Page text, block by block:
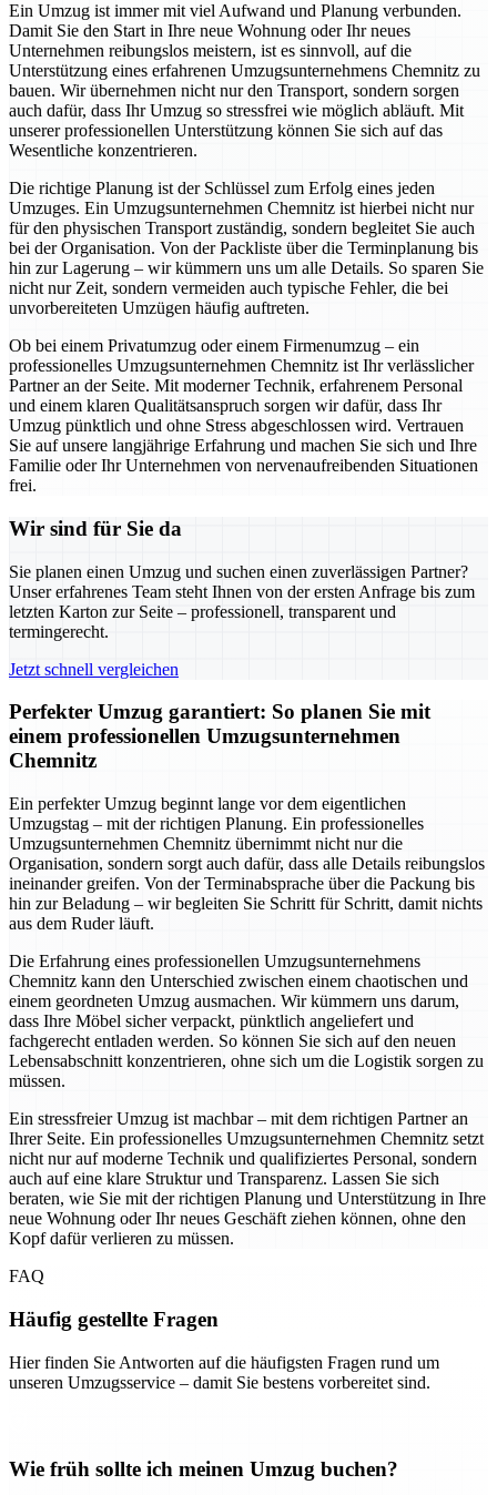
Ein Umzug ist immer mit viel Aufwand und Planung verbunden.
Damit Sie den Start in Ihre neue Wohnung oder Ihr neues
Unternehmen reibungslos meistern, ist es sinnvoll, auf die
Unterstützung eines erfahrenen Umzugsunternehmens Chemnitz zu
bauen. Wir übernehmen nicht nur den Transport, sondern sorgen
auch dafür, dass Ihr Umzug so stressfrei wie möglich abläuft. Mit
unserer professionellen Unterstützung können Sie sich auf das
Wesentliche konzentrieren.
Die richtige Planung ist der Schlüssel zum Erfolg eines jeden
Umzuges. Ein Umzugsunternehmen Chemnitz ist hierbei nicht nur
für den physischen Transport zuständig, sondern begleitet Sie auch
bei der Organisation. Von der Packliste über die Terminplanung bis
hin zur Lagerung – wir kümmern uns um alle Details. So sparen Sie
nicht nur Zeit, sondern vermeiden auch typische Fehler, die bei
unvorbereiteten Umzügen häufig auftreten.
Ob bei einem Privatumzug oder einem Firmenumzug – ein
professionelles Umzugsunternehmen Chemnitz ist Ihr verlässlicher
Partner an der Seite. Mit moderner Technik, erfahrenem Personal
und einem klaren Qualitätsanspruch sorgen wir dafür, dass Ihr
Umzug pünktlich und ohne Stress abgeschlossen wird. Vertrauen
Sie auf unsere langjährige Erfahrung und machen Sie sich und Ihre
Familie oder Ihr Unternehmen von nervenaufreibenden Situationen
frei.
Wir sind für Sie da
Sie planen einen Umzug und suchen einen zuverlässigen Partner?
Unser erfahrenes Team steht Ihnen von der ersten Anfrage bis zum
letzten Karton zur Seite – professionell, transparent und
termingerecht.
Jetzt schnell vergleichen
Perfekter Umzug garantiert: So planen Sie mit
einem professionellen Umzugsunternehmen
Chemnitz
Ein perfekter Umzug beginnt lange vor dem eigentlichen
Umzugstag – mit der richtigen Planung. Ein professionelles
Umzugsunternehmen Chemnitz übernimmt nicht nur die
Organisation, sondern sorgt auch dafür, dass alle Details reibungslos
ineinander greifen. Von der Terminabsprache über die Packung bis
hin zur Beladung – wir begleiten Sie Schritt für Schritt, damit nichts
aus dem Ruder läuft.
Die Erfahrung eines professionellen Umzugsunternehmens
Chemnitz kann den Unterschied zwischen einem chaotischen und
einem geordneten Umzug ausmachen. Wir kümmern uns darum,
dass Ihre Möbel sicher verpackt, pünktlich angeliefert und
fachgerecht entladen werden. So können Sie sich auf den neuen
Lebensabschnitt konzentrieren, ohne sich um die Logistik sorgen zu
müssen.
Ein stressfreier Umzug ist machbar – mit dem richtigen Partner an
Ihrer Seite. Ein professionelles Umzugsunternehmen Chemnitz setzt
nicht nur auf moderne Technik und qualifiziertes Personal, sondern
auch auf eine klare Struktur und Transparenz. Lassen Sie sich
beraten, wie Sie mit der richtigen Planung und Unterstützung in Ihre
neue Wohnung oder Ihr neues Geschäft ziehen können, ohne den
Kopf dafür verlieren zu müssen.
FAQ
Häufig gestellte Fragen
Hier finden Sie Antworten auf die häufigsten Fragen rund um
unseren Umzugsservice – damit Sie bestens vorbereitet sind.
Wie früh sollte ich meinen Umzug buchen?